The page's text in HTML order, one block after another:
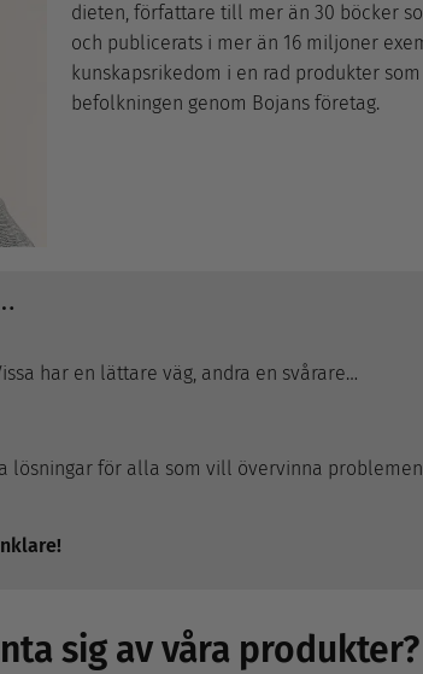
dieten, författare till mer än 30 böcker
och publicerats i mer än 16 miljoner
kunskapsrikedom i en rad produkter
befolkningen genom Bojans företag.
har en lättare väg, andra en svårare…
för alla som vill övervinna
sig av våra produkter?